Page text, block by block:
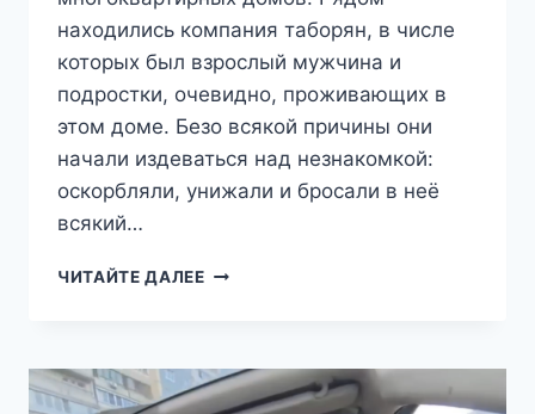
находились компания таборян, в числе
которых был взрослый мужчина и
подростки, очевидно, проживающих в
этом доме. Безо всякой причины они
начали издеваться над незнакомкой:
оскорбляли, унижали и бросали в неё
всякий…
ЧИТАЙТЕ ДАЛЕЕПОДРОСТОК-
СОЗНАНИЯ
ИЗБИЛ